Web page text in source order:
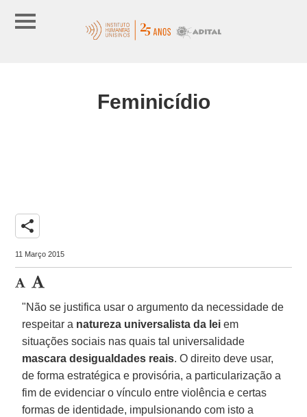
Feminicídio
share
11 Março 2015
"Não se justifica usar o argumento da necessidade de
respeitar a natureza universalista da lei em
situações sociais nas quais tal universalidade
mascara desigualdades reais. O direito deve usar,
de forma estratégica e provisória, a particularização a
fim de evidenciar o vínculo entre violência e certas
formas de identidade, impulsionando com isto a